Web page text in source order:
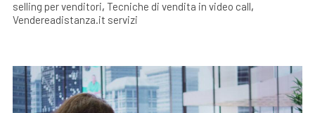
selling per venditori, Tecniche di vendita in video call,
Vendereadistanza.it servizi